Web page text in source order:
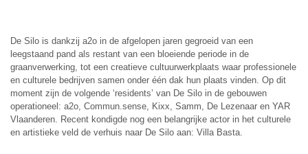
De Silo is dankzij a2o in de afgelopen jaren gegroeid van een
leegstaand pand als restant van een bloeiende periode in de
graanverwerking, tot een creatieve cultuurwerkplaats waar professionele
en culturele bedrijven samen onder één dak hun plaats vinden. Op dit
moment zijn de volgende ‘residents’ van De Silo in de gebouwen
operationeel: a2o, Commun.sense, Kixx, Samm, De Lezenaar en YAR
Vlaanderen. Recent kondigde nog een belangrijke actor in het culturele
en artistieke veld de verhuis naar De Silo aan: Villa Basta.